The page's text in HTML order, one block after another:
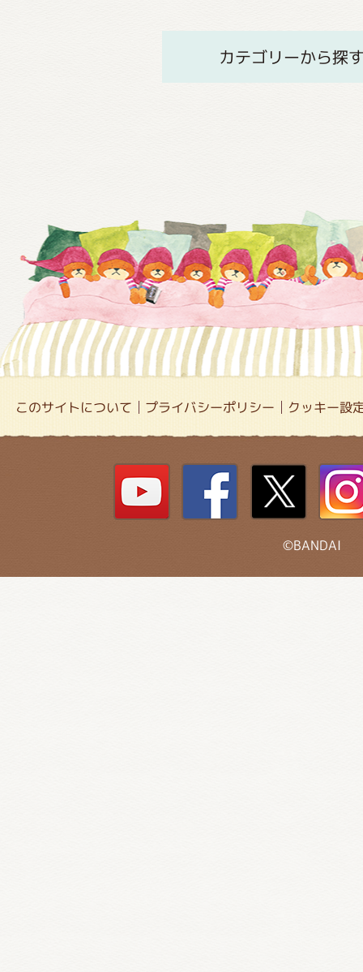
カテゴリーから探
このサイトについて プライバシーポリシー クッキー設
©BANDAI